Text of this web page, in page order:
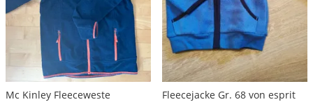
Mc Kinley Fleeceweste
Fleecejacke Gr. 68 von esprit